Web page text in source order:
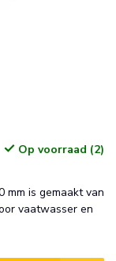
Op voorraad (2)
mm is gemaakt van
vaatwasser en